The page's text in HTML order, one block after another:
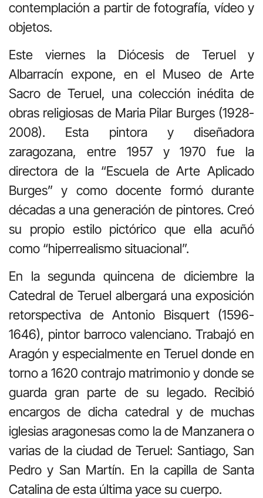
contemplación a partir de fotografía, vídeo y
objetos.
Este viernes la Diócesis de Teruel y
Albarracín expone, en el Museo de Arte
Sacro de Teruel, una colección inédita de
obras religiosas de Maria Pilar Burges (1928-
2008). Esta pintora y diseñadora
zaragozana, entre 1957 y 1970 fue la
directora de la “Escuela de Arte Aplicado
Burges” y como docente formó durante
décadas a una generación de pintores. Creó
su propio estilo pictórico que ella acuñó
como “hiperrealismo situacional”.
En la segunda quincena de diciembre la
Catedral de Teruel albergará una exposición
retorspectiva de Antonio Bisquert (1596-
1646), pintor barroco valenciano. Trabajó en
Aragón y especialmente en Teruel donde en
torno a 1620 contrajo matrimonio y donde se
guarda gran parte de su legado. Recibió
encargos de dicha catedral y de muchas
iglesias aragonesas como la de Manzanera o
varias de la ciudad de Teruel: Santiago, San
Pedro y San Martín. En la capilla de Santa
Catalina de esta última yace su cuerpo.